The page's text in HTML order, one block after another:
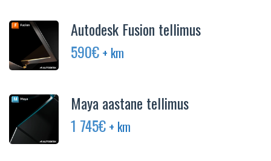
Autodesk Fusion tellimus
590€ + km
Maya aastane tellimus
1 745€ + km